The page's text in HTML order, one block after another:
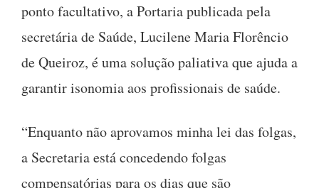
ponto facultativo, a Portaria publicada pela
secretária de Saúde, Lucilene Maria Florêncio
de Queiroz, é uma solução paliativa que ajuda a
garantir isonomia aos profissionais de saúde.
“Enquanto não aprovamos minha lei das folgas,
a Secretaria está concedendo folgas
compensatórias para os dias que são